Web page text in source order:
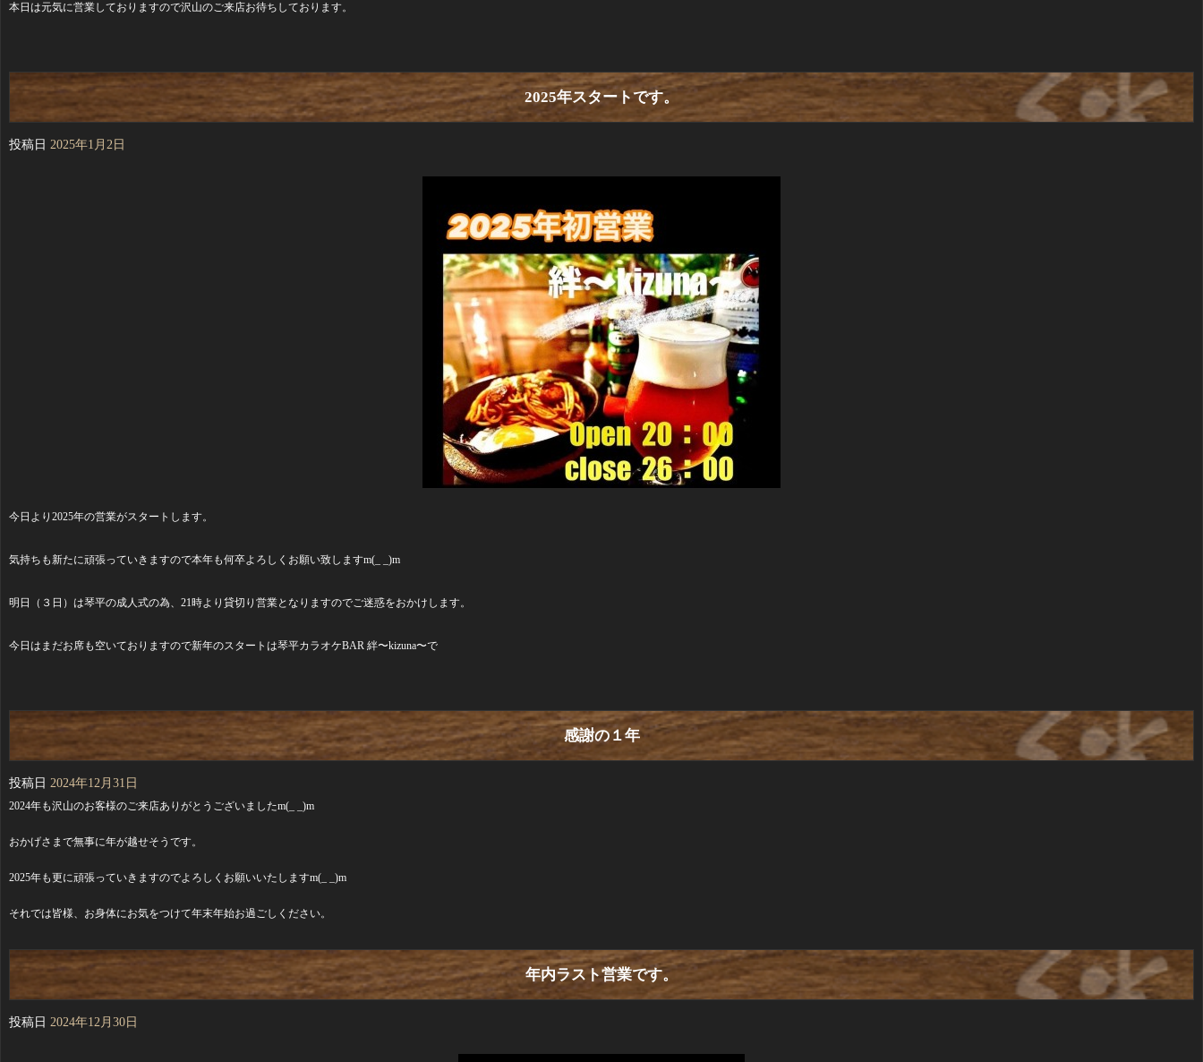
本日は元気に営業しておりますので沢山のご来店お待ちしております。
2025年スタートです。
投稿日 2025年1月2日
今日より2025年の営業がスタートします。
気持ちも新たに頑張っていきますので本年も何卒よろしくお願い致しますm(_ _)m
明日（３日）は琴平の成人式の為、21時より貸切り営業となりますのでご迷惑をおかけします。
今日はまだお席も空いておりますので新年のスタートは琴平カラオケBAR 絆〜kizuna〜で
感謝の１年
投稿日 2024年12月31日
2024年も沢山のお客様のご来店ありがとうございましたm(_ _)m
おかげさまで無事に年が越せそうです。
2025年も更に頑張っていきますのでよろしくお願いいたしますm(_ _)m
それでは皆様、お身体にお気をつけて年末年始お過ごしください。
年内ラスト営業です。
投稿日 2024年12月30日